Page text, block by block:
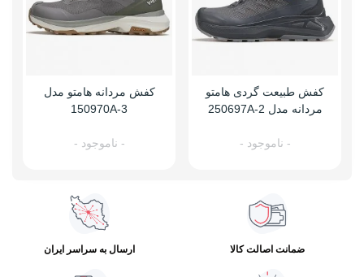
کفش طبیعت گردی هامتو
مردانه مدل 250697A-2
- ناموجود -
کفش مردانه هامتو مدل
150970A-3
- ناموجود -
ضمانت اصالت کالا ارسال به سراسر ایران